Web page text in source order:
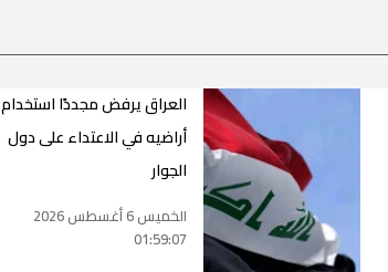
العراق يرفض مجددًا استخدام
أراضيه في الاعتداء على دول
الجوار
الخميس 6 أغسطس 2026
01:59:07